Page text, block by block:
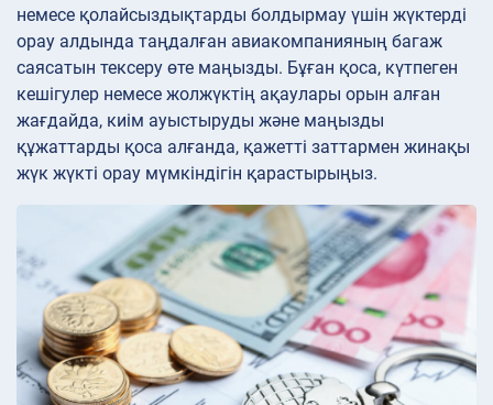
немесе қолайсыздықтарды болдырмау үшін жүктерді
орау алдында таңдалған авиакомпанияның багаж
саясатын тексеру өте маңызды. Бұған қоса, күтпеген
кешігулер немесе жолжүктің ақаулары орын алған
жағдайда, киім ауыстыруды және маңызды
құжаттарды қоса алғанда, қажетті заттармен жинақы
жүк жүкті орау мүмкіндігін қарастырыңыз.